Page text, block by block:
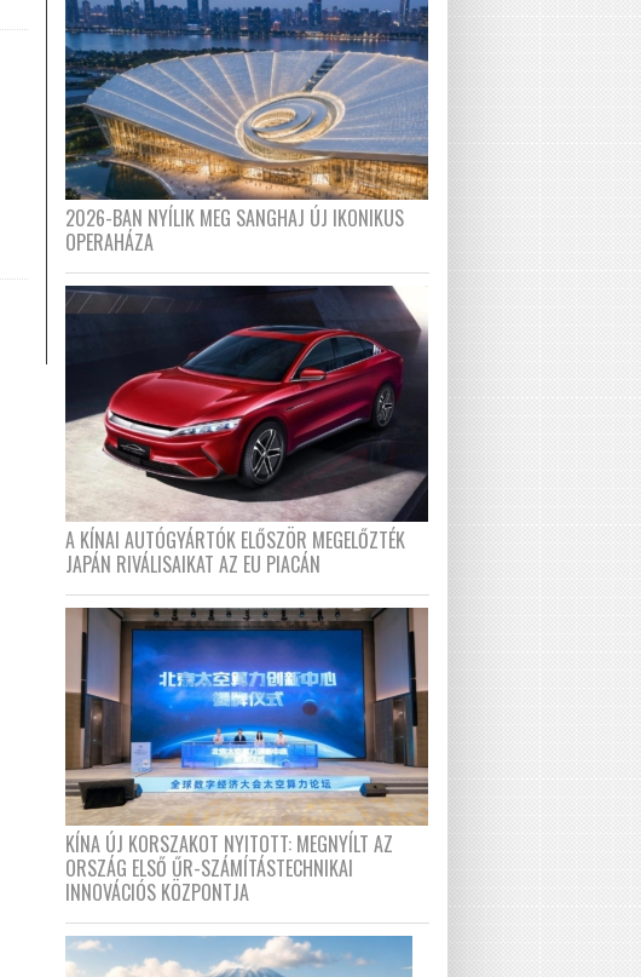
2026-BAN NYÍLIK MEG SANGHAJ ÚJ IKONIKUS
OPERAHÁZA
A KÍNAI AUTÓGYÁRTÓK ELŐSZÖR MEGELŐZTÉK
JAPÁN RIVÁLISAIKAT AZ EU PIACÁN
KÍNA ÚJ KORSZAKOT NYITOTT: MEGNYÍLT AZ
ORSZÁG ELSŐ ŰR-SZÁMÍTÁSTECHNIKAI
INNOVÁCIÓS KÖZPONTJA